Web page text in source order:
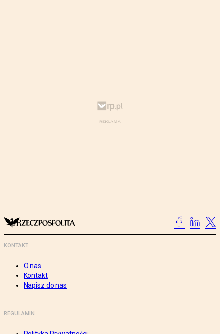
KONTAKT
O nas
Kontakt
Napisz do nas
REGULAMIN